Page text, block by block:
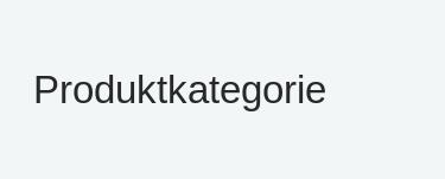
Produktkategorie